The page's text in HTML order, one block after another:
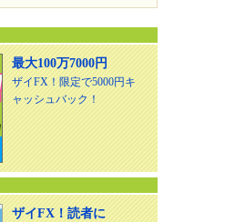
最大100万7000円
ザイFX！限定で5000円キ
ャッシュバック！
ザイFX！読者に